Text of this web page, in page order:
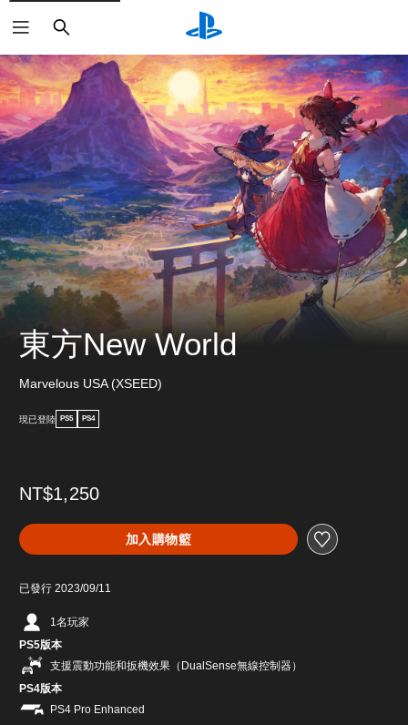
搜
尋
東方New World
Marvelous USA (XSEED)
現已登陸 PS5 PS4
NT$1,250
加入購物籃
已發行 2023/09/11
1名玩家
PS5版本
支援震動功能和扳機效果（DualSense無線控制器）
PS4版本
PS4 Pro Enhanced